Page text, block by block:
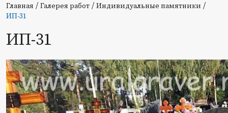
Главная / Галерея работ / Индивидуальные памятники /
ИП-31
ИП-31